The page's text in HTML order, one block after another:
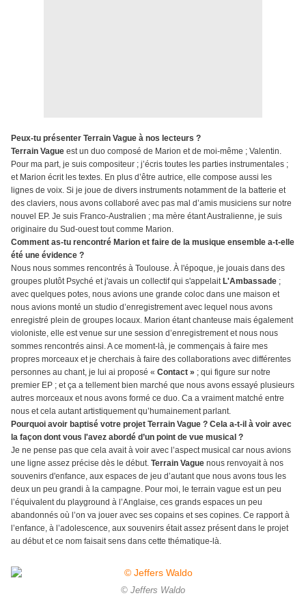
Peux-tu présenter Terrain Vague à nos lecteurs ?
Terrain Vague est un duo composé de Marion et de moi-même ; Valentin.
Pour ma part, je suis compositeur ; j’écris toutes les parties instrumentales ;
et Marion écrit les textes. En plus d’être autrice, elle compose aussi les
lignes de voix. Si je joue de divers instruments notamment de la batterie et
des claviers, nous avons collaboré avec pas mal d’amis musiciens sur notre
nouvel EP. Je suis Franco-Australien ; ma mère étant Australienne, je suis
originaire du Sud-ouest tout comme Marion.
Comment as-tu rencontré Marion et faire de la musique ensemble a-t-elle
été une évidence ?
Nous nous sommes rencontrés à Toulouse. À l'époque, je jouais dans des
groupes plutôt Psyché et j'avais un collectif qui s'appelait L'Ambassade ;
avec quelques potes, nous avions une grande coloc dans une maison et
nous avions monté un studio d’enregistrement avec lequel nous avons
enregistré plein de groupes locaux. Marion étant chanteuse mais également
violoniste, elle est venue sur une session d’enregistrement et nous nous
sommes rencontrés ainsi. A ce moment-là, je commençais à faire mes
propres morceaux et je cherchais à faire des collaborations avec différentes
personnes au chant, je lui ai proposé « Contact » ; qui figure sur notre
premier EP ; et ça a tellement bien marché que nous avons essayé plusieurs
autres morceaux et nous avons formé ce duo. Ca a vraiment matché entre
nous et cela autant artistiquement qu’humainement parlant.
Pourquoi avoir baptisé votre projet Terrain Vague ? Cela a-t-il à voir avec
la façon dont vous l'avez abordé d’un point de vue musical ?
Je ne pense pas que cela avait à voir avec l’aspect musical car nous avions
une ligne assez précise dès le début. Terrain Vague nous renvoyait à nos
souvenirs d'enfance, aux espaces de jeu d’autant que nous avons tous les
deux un peu grandi à la campagne. Pour moi, le terrain vague est un peu
l’équivalent du playground à l’Anglaise, ces grands espaces un peu
abandonnés où l’on va jouer avec ses copains et ses copines. Ce rapport à
l’enfance, à l’adolescence, aux souvenirs était assez présent dans le projet
au début et ce nom faisait sens dans cette thématique-là.
© Jeffers Waldo